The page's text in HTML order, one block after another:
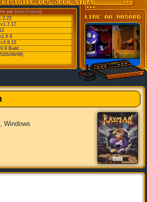
par Emu-France]
Build ...
08/08)
Windows